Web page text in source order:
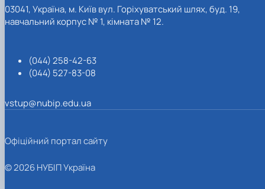
03041, Україна, м. Київ вул. Горіхуватський шлях, буд. 19,
навчальний корпус № 1, кімната № 12.
(044) 258-42-63
(044) 527-83-08
vstup@nubip.edu.ua
Офіційний портал сайту
© 2026 НУБІП Україна